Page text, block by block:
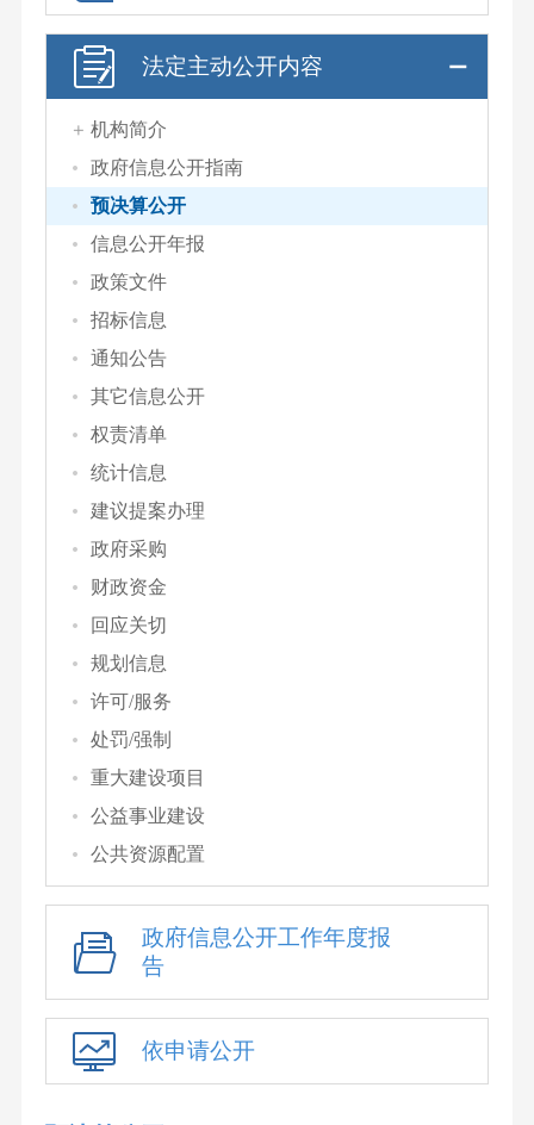
法定主动公开内容
机构简介
政府信息公开指南
预决算公开
信息公开年报
政策文件
招标信息
通知公告
其它信息公开
权责清单
统计信息
建议提案办理
政府采购
财政资金
回应关切
规划信息
许可/服务
处罚/强制
重大建设项目
公益事业建设
公共资源配置
政府信息公开工作年度报
告
依申请公开